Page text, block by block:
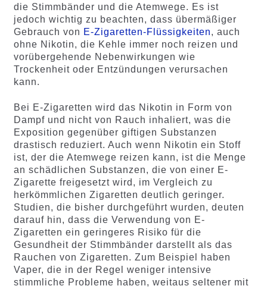
die Stimmbänder und die Atemwege. Es ist
jedoch wichtig zu beachten, dass übermäßiger
Gebrauch von E-Zigaretten-Flüssigkeiten, auch
ohne Nikotin, die Kehle immer noch reizen und
vorübergehende Nebenwirkungen wie
Trockenheit oder Entzündungen verursachen
kann.
Bei E-Zigaretten wird das Nikotin in Form von
Dampf und nicht von Rauch inhaliert, was die
Exposition gegenüber giftigen Substanzen
drastisch reduziert. Auch wenn Nikotin ein Stoff
ist, der die Atemwege reizen kann, ist die Menge
an schädlichen Substanzen, die von einer E-
Zigarette freigesetzt wird, im Vergleich zu
herkömmlichen Zigaretten deutlich geringer.
Studien, die bisher durchgeführt wurden, deuten
darauf hin, dass die Verwendung von E-
Zigaretten ein geringeres Risiko für die
Gesundheit der Stimmbänder darstellt als das
Rauchen von Zigaretten. Zum Beispiel haben
Vaper, die in der Regel weniger intensive
stimmliche Probleme haben, weitaus seltener mit